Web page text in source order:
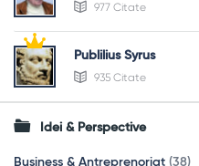
977 Citate
Publilius Syrus
935 Citate
Idei & Perspective
Business & Antreprenoriat (38)